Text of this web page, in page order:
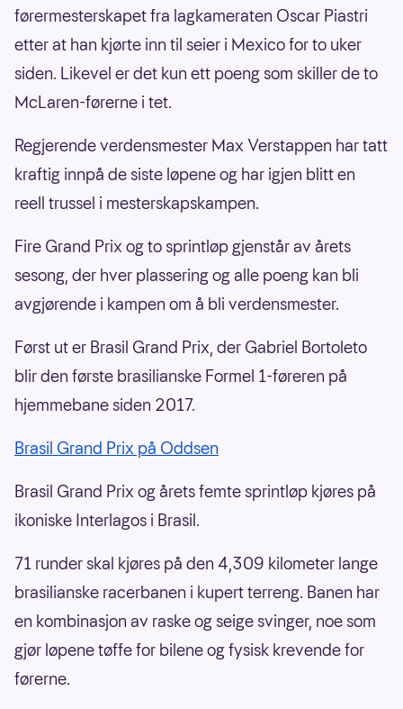
førermesterskapet fra lagkameraten Oscar Piastri
etter at han kjørte inn til seier i Mexico for to uker
siden. Likevel er det kun ett poeng som skiller de to
McLaren-førerne i tet.
Regjerende verdensmester Max Verstappen har tatt
kraftig innpå de siste løpene og har igjen blitt en
reell trussel i mesterskapskampen.
Fire Grand Prix og to sprintløp gjenstår av årets
sesong, der hver plassering og alle poeng kan bli
avgjørende i kampen om å bli verdensmester.
Først ut er Brasil Grand Prix, der Gabriel Bortoleto
blir den første brasilianske Formel 1-føreren på
hjemmebane siden 2017.
Brasil Grand Prix på Oddsen
Brasil Grand Prix og årets femte sprintløp kjøres på
ikoniske Interlagos i Brasil.
71 runder skal kjøres på den 4,309 kilometer lange
brasilianske racerbanen i kupert terreng. Banen har
en kombinasjon av raske og seige svinger, noe som
gjør løpene tøffe for bilene og fysisk krevende for
førerne.